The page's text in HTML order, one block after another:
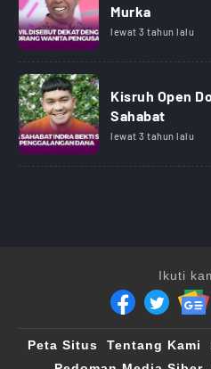
Murka
lewat 3 tahun lalu
Kisruh Open
Sahabat
lewat 3 tahun lalu
Ikuti
Peta Situs Tentang Kami